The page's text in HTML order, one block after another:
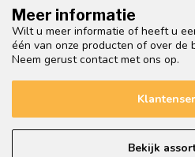
Meer informatie
Wilt u meer informatie of heeft u
één van onze producten of over de
Neem gerust contact met ons op.
Bekijk